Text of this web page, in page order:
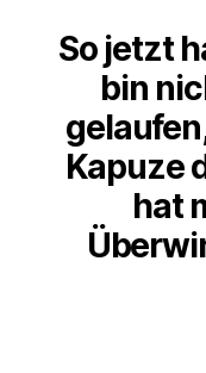
So jetzt
bin
Kapuze
hat